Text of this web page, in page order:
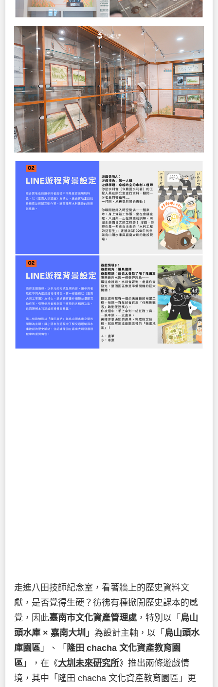
走進八田技師紀念室，看著牆上的歷史資料文
獻，是否覺得生硬？彷彿有種掀開歷史課本的感
覺，因此臺南市文化資產管理處 ，特別以「 烏山
頭水庫 × 嘉南大圳
」為設計主軸，以「 烏山頭水
庫園區 」、「 隆田 chacha 文化資產教育園
區 」，在《大圳未來研究所》推出兩條遊戲情
境，其中「隆田 chacha 文化資產教育園區」更